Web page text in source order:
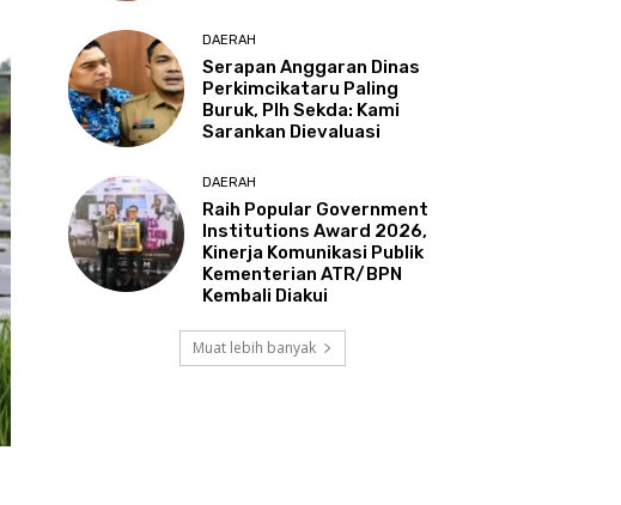
DAERAH
Serapan Anggaran Dinas
Perkimcikataru Paling
Buruk, Plh Sekda: Kami
Sarankan Dievaluasi
DAERAH
Raih Popular Government
Institutions Award 2026,
Kinerja Komunikasi Publik
Kementerian ATR/BPN
Kembali Diakui
Muat lebih banyak